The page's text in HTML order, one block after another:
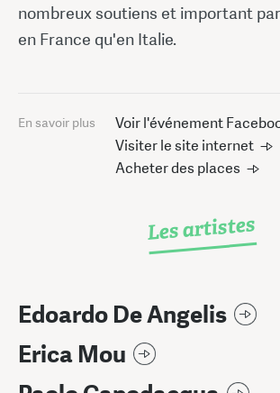
nombreux soutiens et important
en France qu'en Italie.
En savoir plus
Voir l'événement
Visiter le site internet
Acheter des places
Les artistes
Edoardo De Angelis
Erica Mou